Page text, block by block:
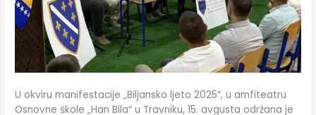
U okviru manifestacije „Biljansko ljeto 2025“, u amfiteatru
Osnovne škole „Han Bila“ u Travniku, 15. avgusta održana je